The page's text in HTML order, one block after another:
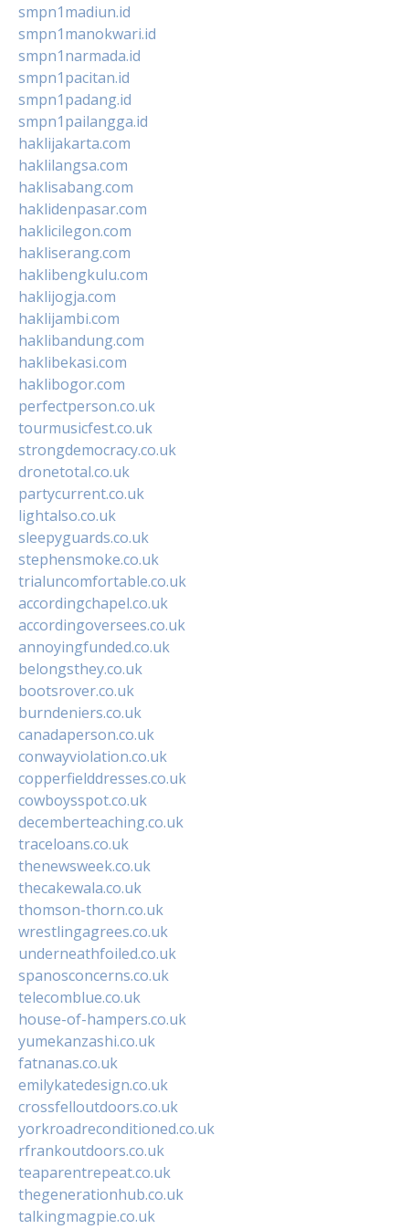
smpn1madiun.id
smpn1manokwari.id
smpn1narmada.id
smpn1pacitan.id
smpn1padang.id
smpn1pailangga.id
haklijakarta.com
haklilangsa.com
haklisabang.com
haklidenpasar.com
haklicilegon.com
hakliserang.com
haklibengkulu.com
haklijogja.com
haklijambi.com
haklibandung.com
haklibekasi.com
haklibogor.com
perfectperson.co.uk
tourmusicfest.co.uk
strongdemocracy.co.uk
dronetotal.co.uk
partycurrent.co.uk
lightalso.co.uk
sleepyguards.co.uk
stephensmoke.co.uk
trialuncomfortable.co.uk
accordingchapel.co.uk
accordingoversees.co.uk
annoyingfunded.co.uk
belongsthey.co.uk
bootsrover.co.uk
burndeniers.co.uk
canadaperson.co.uk
conwayviolation.co.uk
copperfielddresses.co.uk
cowboysspot.co.uk
decemberteaching.co.uk
traceloans.co.uk
thenewsweek.co.uk
thecakewala.co.uk
thomson-thorn.co.uk
wrestlingagrees.co.uk
underneathfoiled.co.uk
spanosconcerns.co.uk
telecomblue.co.uk
house-of-hampers.co.uk
yumekanzashi.co.uk
fatnanas.co.uk
emilykatedesign.co.uk
crossfelloutdoors.co.uk
yorkroadreconditioned.co.uk
rfrankoutdoors.co.uk
teaparentrepeat.co.uk
thegenerationhub.co.uk
talkingmagpie.co.uk